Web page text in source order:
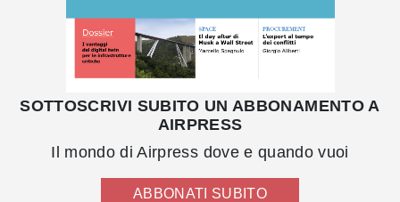
SOTTOSCRIVI SUBITO UN ABBONAMENTO A
AIRPRESS
Il mondo di Airpress dove e quando vuoi
ABBONATI SUBITO